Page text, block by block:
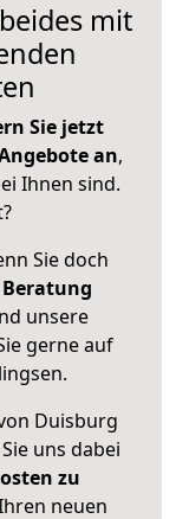
mit
Sie jetzt
an,
Ihnen sind.
Sie doch
unsere
gerne auf
Duisburg
uns dabei
zu
neuen